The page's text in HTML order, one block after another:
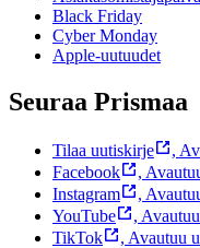
Black Friday
Cyber Monday
Apple-uutuudet
Seuraa Prismaa
Tilaa uutiskirje ,
Facebook
,
Instagram
,
YouTube
,
TikTok
, Avautuu